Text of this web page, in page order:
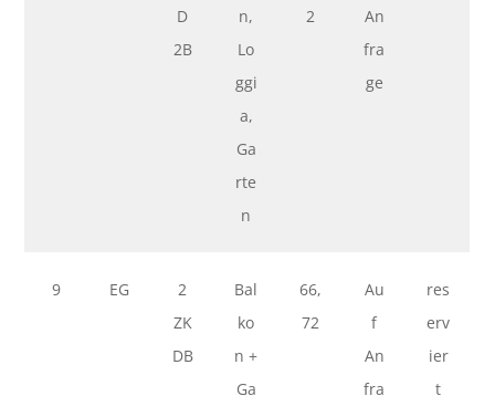
D
2B
n,
Lo
ggi
a,
Ga
rte
n
2
An
fra
ge
9 EG
2
ZK
DB
Bal
ko
n +
Ga
66,
72
Au
f
An
fra
res
erv
ier
t